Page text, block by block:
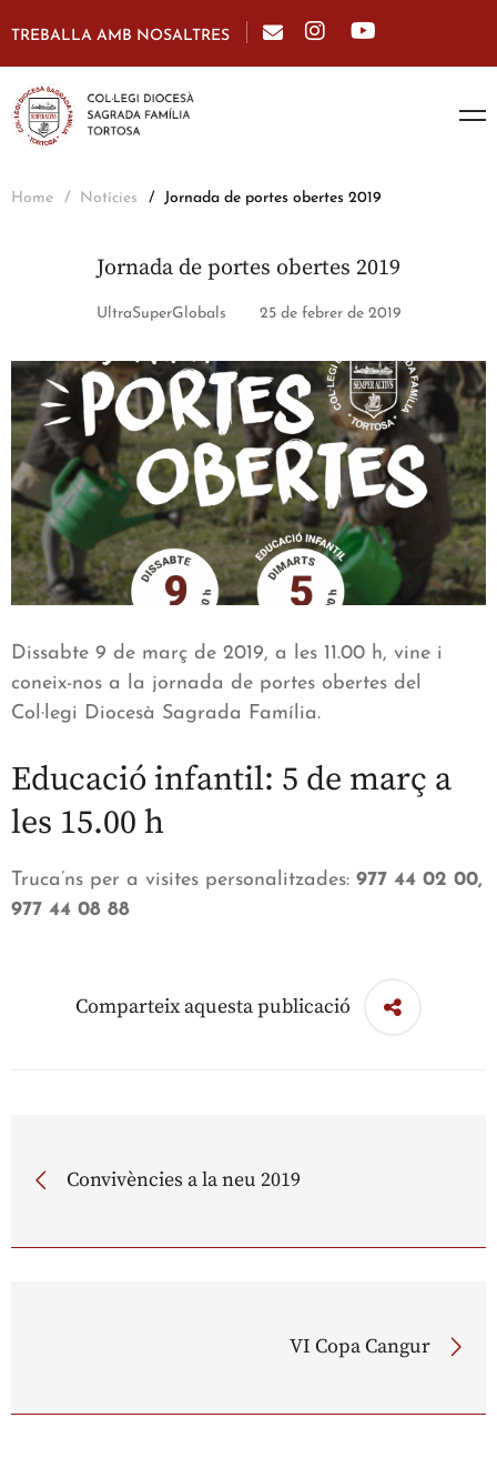
TREBALLA AMB NOSALTRES
Home Notícies Jornada de portes obertes 2019
Jornada de portes obertes 2019
UltraSuperGlobals 25 de febrer de 2019
Dissabte 9 de març de 2019, a les 11.00 h, vine i
coneix-nos a la jornada de portes obertes del
Col·legi Diocesà Sagrada Família.
Educació infantil: 5 de març a
les 15.00 h
Truca’ns per a visites personalitzades: 977 44 02 00,
977 44 08 88
Comparteix aquesta publicació
Convivències a la neu 2019
VI Copa Cangur